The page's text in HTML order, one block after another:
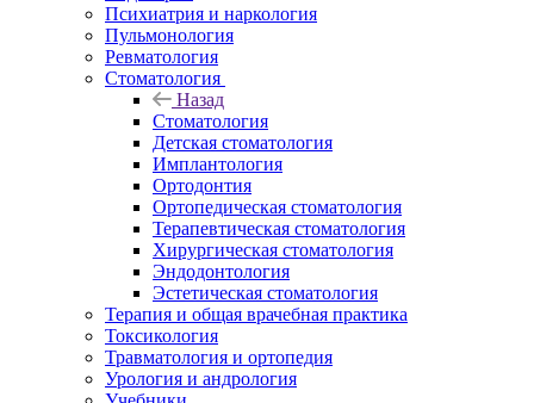
Психиатрия и наркология
Пульмонология
Ревматология
Стоматология
Назад
Стоматология
Детская стоматология
Имплантология
Ортодонтия
Ортопедическая стоматология
Терапевтическая стоматология
Хирургическая стоматология
Эндодонтология
Эстетическая стоматология
Терапия и общая врачебная практика
Токсикология
Травматология и ортопедия
Урология и андрология